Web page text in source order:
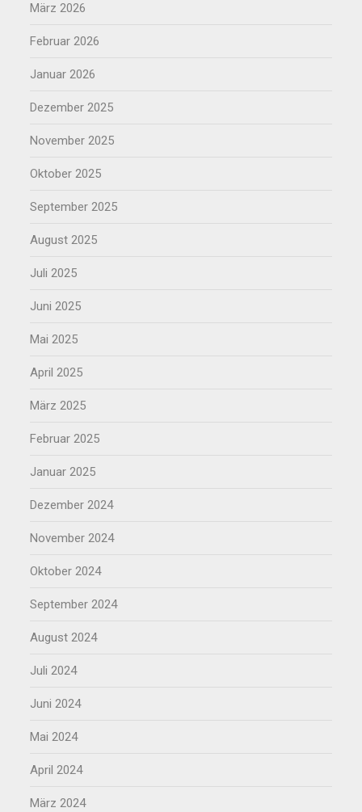
März 2026
Februar 2026
Januar 2026
Dezember 2025
November 2025
Oktober 2025
September 2025
August 2025
Juli 2025
Juni 2025
Mai 2025
April 2025
März 2025
Februar 2025
Januar 2025
Dezember 2024
November 2024
Oktober 2024
September 2024
August 2024
Juli 2024
Juni 2024
Mai 2024
April 2024
März 2024